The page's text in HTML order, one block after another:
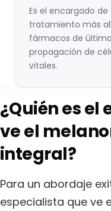
Es el encargado
tratamiento más
fármacos de
propagación de
vitales.
¿Quién es
ve el
integral?
Para un abordaje
especialista que ve